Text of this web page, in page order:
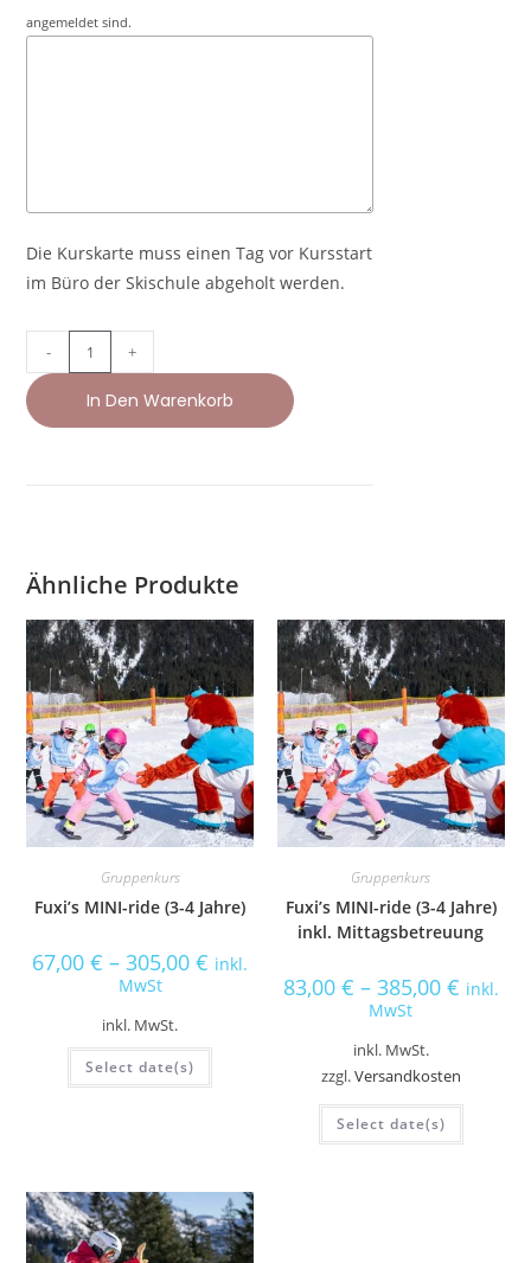
angemeldet sind.
Die Kurskarte muss einen Tag vor Kursstart
im Büro der Skischule abgeholt werden.
- +
In Den Warenkorb
r
n
a
t
i
v
e
:
Ähnliche Produkte
Gruppenkurs
Fuxi’s MINI-ride (3-4 Jahre)
67,00€ –305,00€ inkl.
MwSt
inkl. MwSt.
Select date(s)
Gruppenkurs
Fuxi’s MINI-ride (3-4 Jahre)
inkl. Mittagsbetreuung
83,00 € – 385,00 € inkl.
MwSt
inkl. MwSt.
zzgl.Versandkosten
Select date(s)